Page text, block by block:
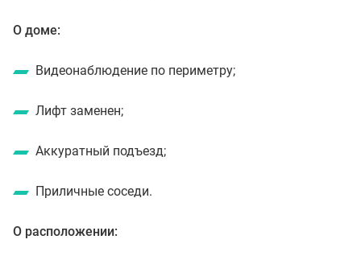
О доме:
Видеонаблюдение по периметру;
Лифт заменен;
Аккуратный подъезд;
Приличные соседи.
О расположении: